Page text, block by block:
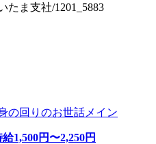
ま支社/1201_5883
の回りのお世話メイン
給1,500円〜2,250円